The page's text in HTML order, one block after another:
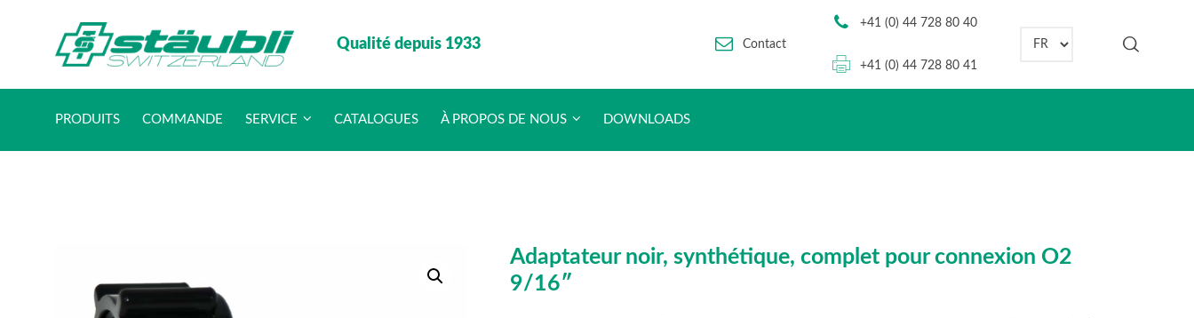
Qualité depuis 1933 Contact
+41 (0) 44 728 80 40
+41 (0) 44 728 80 41
PRODUITS COMMANDE SERVICE CATALOGUES À PROPOS DE NOUS DOWNLOADS
Adaptateur noir, synthétique, complet pour connexion O2
9/16″